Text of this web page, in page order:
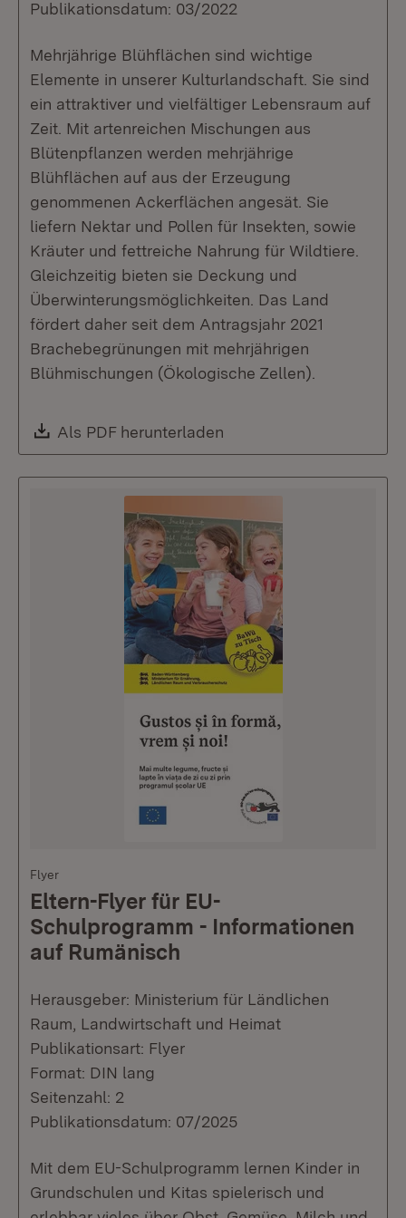
Publikationsdatum: 03/2022
Mehrjährige Blühflächen sind wichtige
Elemente in unserer Kulturlandschaft. Sie sind
ein attraktiver und vielfältiger Lebensraum auf
Zeit. Mit artenreichen Mischungen aus
Blütenpflanzen werden mehrjährige
Blühflächen auf aus der Erzeugung
genommenen Ackerflächen angesät. Sie
liefern Nektar und Pollen für Insekten, sowie
Kräuter und fettreiche Nahrung für Wildtiere.
Gleichzeitig bieten sie Deckung und
Überwinterungsmöglichkeiten. Das Land
fördert daher seit dem Antragsjahr 2021
Brachebegrünungen mit mehrjährigen
Blühmischungen (Ökologische Zellen).
Download:
Als PDF herunterladen
Flyer
Eltern-Flyer für EU-
Schulprogramm - Informationen
auf Rumänisch
Herausgeber: Ministerium für Ländlichen
Raum, Landwirtschaft und Heimat
Publikationsart: Flyer
Format: DIN lang
Seitenzahl: 2
Publikationsdatum: 07/2025
Mit dem EU-Schulprogramm lernen Kinder in
Grundschulen und Kitas spielerisch und